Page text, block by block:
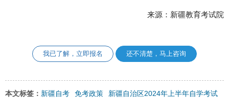
来源：新疆教育考试院
我已了解，立即报名 还不清楚，马上咨询
本文标签： 新疆自考 免考政策
新疆自治区2024年上半年自学考试